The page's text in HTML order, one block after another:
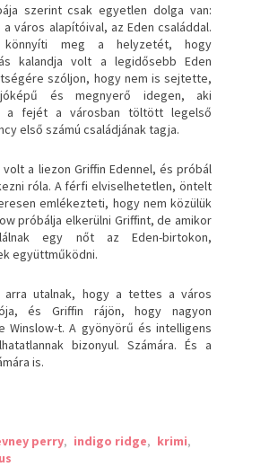
szerint csak egyetlen dolga van:
a város alapítóival, az Eden családdal.
meg a helyzetét, hogy
kalandja volt a legidősebb Eden
szóljon, hogy nem is sejtette,
és megnyerő idegen, aki
a fejét a városban töltött legelső
első számú családjának tagja.
volt a liezon Griffin Edennel, és próbál
róla. A férfi elviselhetetlen, öntelt
emlékezteti, hogy nem közülük
próbálja elkerülni Griffint, de amikor
egy nőt az Eden-birtokon,
együttműködni.
arra utalnak, hogy a tettes a város
és Griffin rájön, hogy nagyon
Winslow-t. A gyönyörű és intelligens
bizonyul. Számára. És a
is.
perry, indigo ridge, krimi,